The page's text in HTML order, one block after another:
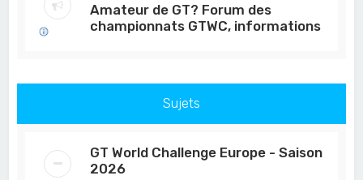
Amateur de GT? Forum des
championnats GTWC, informations
Sujets
GT World Challenge Europe - Saison
2026